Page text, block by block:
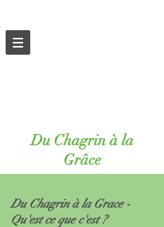
Du Chagrin à la
Grâce
Du Chagrin à la Grace -
Qu'est ce que c'est ?